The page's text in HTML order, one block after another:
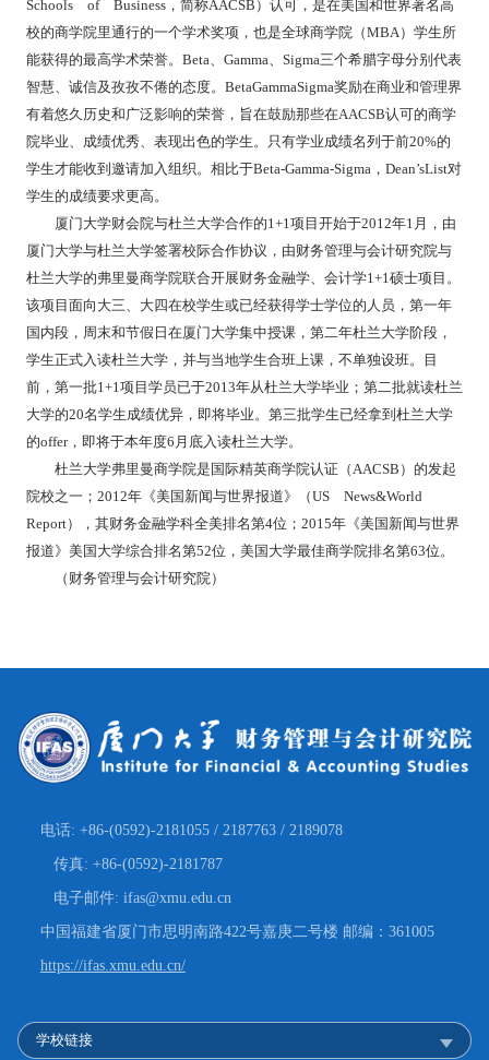
Schools of Business，简称AACSB）认可，是在美国和世界著名高
校的商学院里通行的一个学术奖项，也是全球商学院（MBA）学生所
能获得的最高学术荣誉。Beta、Gamma、Sigma三个希腊字母分别代表
智慧、诚信及孜孜不倦的态度。BetaGammaSigma奖励在商业和管理界
有着悠久历史和广泛影响的荣誉，旨在鼓励那些在AACSB认可的商学
院毕业、成绩优秀、表现出色的学生。只有学业成绩名列于前20%的
学生才能收到邀请加入组织。相比于Beta-Gamma-Sigma，Dean’sList对
学生的成绩要求更高。
厦门大学财会院与杜兰大学合作的1+1项目开始于2012年1月，由
厦门大学与杜兰大学签署校际合作协议，由财务管理与会计研究院与
杜兰大学的弗里曼商学院联合开展财务金融学、会计学1+1硕士项目。
该项目面向大三、大四在校学生或已经获得学士学位的人员，第一年
国内段，周末和节假日在厦门大学集中授课，第二年杜兰大学阶段，
学生正式入读杜兰大学，并与当地学生合班上课，不单独设班。目
前，第一批1+1项目学员已于2013年从杜兰大学毕业；第二批就读杜兰
大学的20名学生成绩优异，即将毕业。第三批学生已经拿到杜兰大学
的offer，即将于本年度6月底入读杜兰大学。
杜兰大学弗里曼商学院是国际精英商学院认证（AACSB）的发起
院校之一；2012年《美国新闻与世界报道》（US News&World
Report），其财务金融学科全美排名第4位；2015年《美国新闻与世界
报道》美国大学综合排名第52位，美国大学最佳商学院排名第63位。
（财务管理与会计研究院）
电话: +86-(0592)-2181055 / 2187763 / 2189078
传真: +86-(0592)-2181787
电子邮件: ifas@xmu.edu.cn
中国福建省厦门市思明南路422号嘉庚二号楼 邮编：361005
https://ifas.xmu.edu.cn/
学校链接